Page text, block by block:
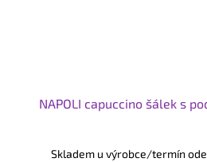
NAPOLI capuccino šálek s
Skladem u výrobce/termín